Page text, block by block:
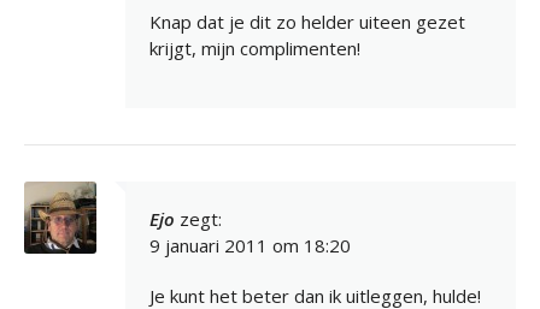
Knap dat je dit zo helder uiteen gezet
krijgt, mijn complimenten!
Ejo zegt:
9 januari 2011 om 18:20
Je kunt het beter dan ik uitleggen, hulde!